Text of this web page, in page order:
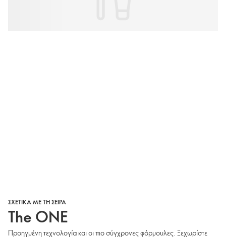
ΣΧΕΤΙΚΑ ΜΕ ΤΗ ΣΕΙΡΑ
The ONE
Προηγμένη τεχνολογία και οι πιο σύγχρονες φόρμουλες. Ξεχωρίστε